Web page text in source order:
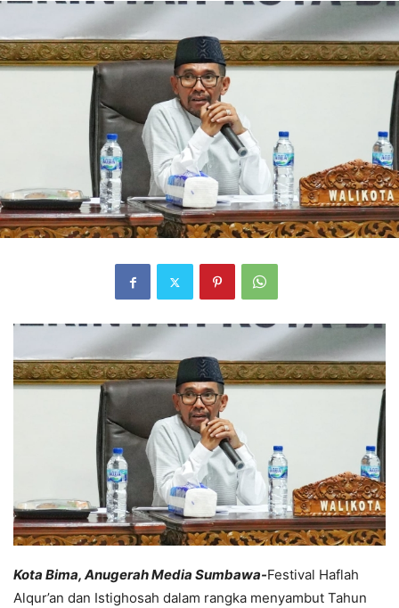
Kota Bima, Anugerah Media Sumbawa-Festival Haflah
Alqur’an dan Istighosah dalam rangka menyambut Tahun